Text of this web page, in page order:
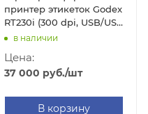
принтер этикеток Godex
RT230i (300 dpi, USB/USB
Host/RS-232/Ethernet,
в наличии
Цена:
37 000 руб./шт
В корзину